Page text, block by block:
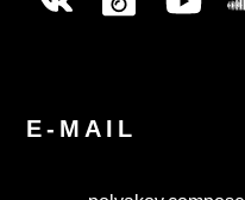
E-MAIL